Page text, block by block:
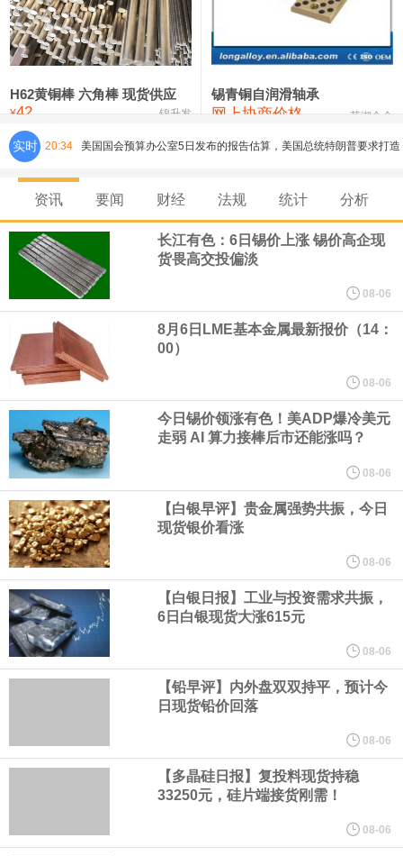
铸造铝合金锭(ZLD104) 24,100—24,300 24,200
压铸锌合金锭 26,250—26,450
氯化镍 38,300—40,300 39,300 0
H62黄铜棒 六角棒 现货供应
¥42 锦升发
锡青铜自润滑轴承
网上协商价格 芜湖合金
实时 20:34 美国国会预算办公室5日发布的报告估算，美国总统特朗普要求打造
的海军全新核动力“黄金舰队”可能需要在今后数十年间支出约2750
亿美元。其中，首艘“特朗普级”战列舰“无畏”号预估造价比原来至少
高50%。
芝加哥期权交易所全球市场公司（CBOE GLOBAL MARKETS
INC）：CBOE 欧洲清算所将于 8 月 24 日起，将证券融资交易清算
业务拓展至固定收益品类。
周四，亚洲科技股下跌，跟随隔夜交易中回调的美国同行，凸显了
全球科技股波动性的加剧。 日本市场中，软银股价收盘下跌4.4%，
芯片设备制造商东京电子股价下跌近6%，日本存储芯片制造商铠侠
股价下跌超过10%。
WPP股价料创1992年以来最大单日涨幅，上涨25%至11个月高位。
谷歌规划的印度数据中心枢纽建设工作正在如火如荼推进，项目所
在地上方的山坡已经被开挖，露出赤红土层，并修出层层台地。但
环保人士的反对声浪持续高涨，给这家美国科技巨头总规模 150 亿
资讯 要闻 财经 法规 统计 分析
长江有色：6日锡价上涨 锡价高企现
货畏高交投偏淡
08-06
8月6日LME基本金属最新报价（14：
00）
08-06
今日锡价领涨有色！美ADP爆冷美元
走弱 AI 算力接棒后市还能涨吗？
08-06
【白银早评】贵金属强势共振，今日
现货银价看涨
08-06
【白银日报】工业与投资需求共振，
6日白银现货大涨615元
08-06
【铅早评】内外盘双双持平，预计今
日现货铅价回落
08-06
【多晶硅日报】复投料现货持稳
33250元，硅片端接货刚需！
08-06